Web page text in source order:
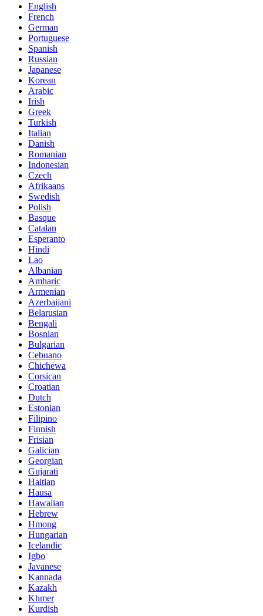
English
French
German
Portuguese
Spanish
Russian
Japanese
Korean
Arabic
Irish
Greek
Turkish
Italian
Danish
Romanian
Indonesian
Czech
Afrikaans
Swedish
Polish
Basque
Catalan
Esperanto
Hindi
Lao
Albanian
Amharic
Armenian
Azerbaijani
Belarusian
Bengali
Bosnian
Bulgarian
Cebuano
Chichewa
Corsican
Croatian
Dutch
Estonian
Filipino
Finnish
Frisian
Galician
Georgian
Gujarati
Haitian
Hausa
Hawaiian
Hebrew
Hmong
Hungarian
Icelandic
Igbo
Javanese
Kannada
Kazakh
Khmer
Kurdish